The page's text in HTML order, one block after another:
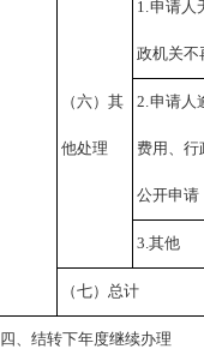
（六）其
他处理
1.申请人
政机关不
2.申请人
费用、
公开申请
3.其他
（七）总计
四、结转下年度继续办理